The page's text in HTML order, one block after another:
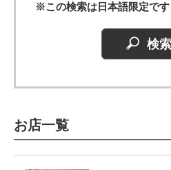
※この検索は日本語限定です
お店一覧